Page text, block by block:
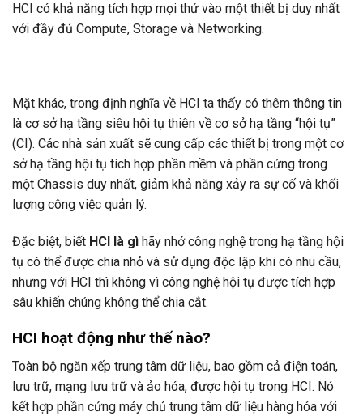
HCI có khả năng tích hợp mọi thứ vào một thiết bị duy nhất
với đầy đủ Compute, Storage và Networking.
Mặt khác, trong định nghĩa về HCI ta thấy có thêm thông tin
là cơ sở hạ tầng siêu hội tụ thiên về cơ sở hạ tầng “hội tụ”
(CI). Các nhà sản xuất sẽ cung cấp các thiết bị trong một cơ
sở hạ tầng hội tụ tích hợp phần mềm và phần cứng trong
một Chassis duy nhất, giảm khả năng xảy ra sự cố và khối
lượng công việc quản lý.
Đặc biệt, biết HCI là gì hãy nhớ công nghệ trong hạ tầng hội
tụ có thể được chia nhỏ và sử dụng độc lập khi có nhu cầu,
nhưng với HCI thì không vì công nghệ hội tụ được tích hợp
sâu khiến chúng không thể chia cắt.
HCI hoạt động như thế nào?
Toàn bộ ngăn xếp trung tâm dữ liệu, bao gồm cả điện toán,
lưu trữ, mạng lưu trữ và ảo hóa, được hội tụ trong HCI. Nó
kết hợp phần cứng máy chủ trung tâm dữ liệu hàng hóa với